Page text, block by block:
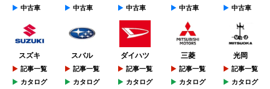
中古車
中古車
中古車
中古車
中古車
スズキ
記事一覧
カタログ
スバル
記事一覧
カタログ
ダイハツ
記事一覧
カタログ
三菱
記事一覧
カタログ
光岡
記事一覧
カタログ